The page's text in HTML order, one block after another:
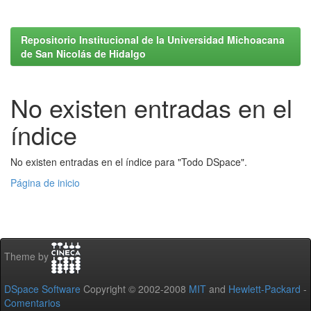
Repositorio Institucional de la Universidad Michoacana
de San Nicolás de Hidalgo
No existen entradas en el
índice
No existen entradas en el índice para "Todo DSpace".
Página de inicio
Theme by
DSpace Software Copyright © 2002-2008 MIT and Hewlett-Packard -
Comentarios